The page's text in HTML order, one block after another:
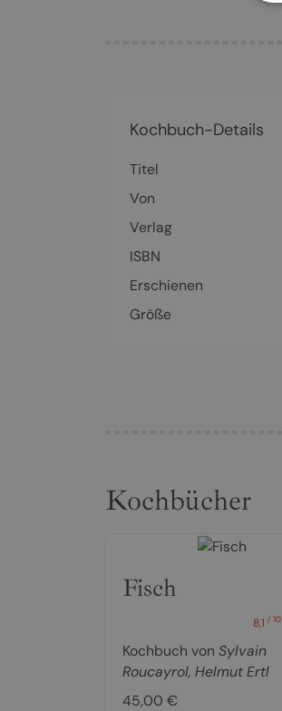
Kochbuch-Details
Titel
Von
Verlag
ISBN
Erschienen
Größe
Kochbücher
Fisch
8,1/ 10
Kochbuch von Sylvain
Roucayrol, Helmut Ertl
45,00 €